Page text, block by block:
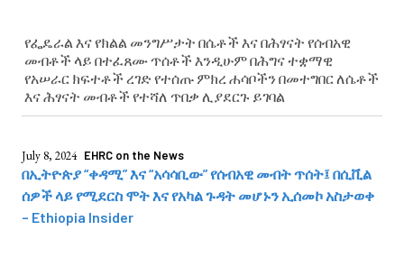
የፌዴራል እና የክልል መንግሥታት በሴቶች እና በሕፃናት የሰብአዊ
መብቶች ላይ በተፈጸሙ ጥሰቶች እንዲሁም በሕግና ተቋማዊ
የአሠራር ክፍተቶች ረገድ የተሰጡ ምክረ ሐሳቦችን በመተግበር ለሴቶች
እና ሕፃናት መብቶች የተሻለ ጥበቃ ሊያደርጉ ይገባል
July 8, 2024 EHRC on the News
በኢትዮጵያ “ቀዳሚ” እና “አሳሳቢው” የሰብአዊ መብት ጥሰት፤ በሲቪል
ሰዎች ላይ የሚደርስ ሞት እና የአካል ጉዳት መሆኑን ኢሰመኮ አስታወቀ
– Ethiopia Insider